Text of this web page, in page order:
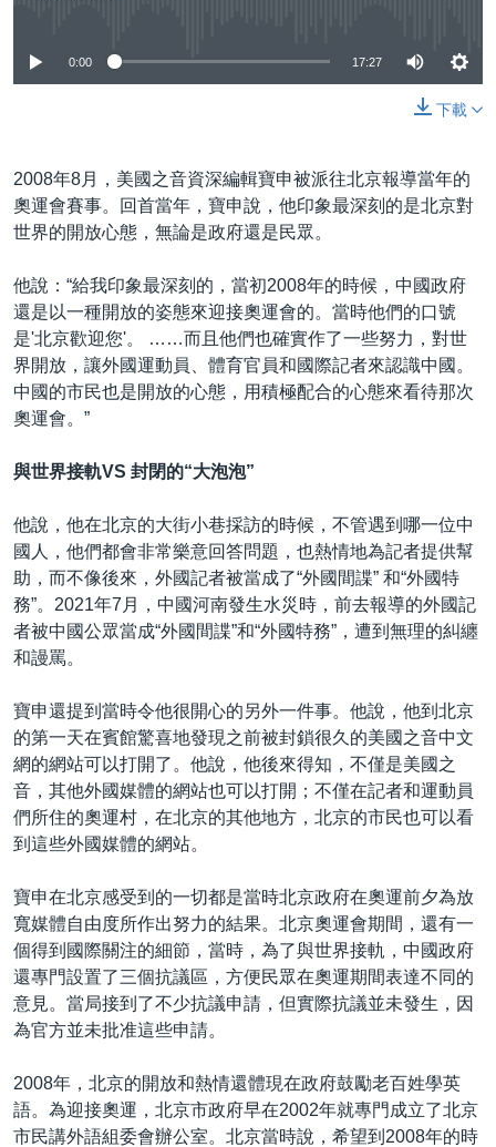
建國史話
其他語言網站
0:00 17:27
下載
2008年8月，美國之音資深編輯寶申被派往北京報導當年的
奧運會賽事。回首當年，寶申說，他印象最深刻的是北京對
世界的開放心態，無論是政府還是民眾。
他說：“給我印象最深刻的，當初2008年的時候，中國政府
還是以一種開放的姿態來迎接奧運會的。當時他們的口號
是'北京歡迎您'。 ……而且他們也確實作了一些努力，對世
界開放，讓外國運動員、體育官員和國際記者來認識中國。
中國的市民也是開放的心態，用積極配合的心態來看待那次
奧運會。”
與世界接軌VS 封閉的“大泡泡”
他說，他在北京的大街小巷採訪的時候，不管遇到哪一位中
國人，他們都會非常樂意回答問題，也熱情地為記者提供幫
助，而不像後來，外國記者被當成了“外國間諜” 和“外國特
務”。2021年7月，中國河南發生水災時，前去報導的外國記
者被中國公眾當成“外國間諜”和“外國特務”，遭到無理的糾纏
和謾罵。
寶申還提到當時令他很開心的另外一件事。他說，他到北京
的第一天在賓館驚喜地發現之前被封鎖很久的美國之音中文
網的網站可以打開了。他說，他後來得知，不僅是美國之
音，其他外國媒體的網站也可以打開；不僅在記者和運動員
們所住的奧運村，在北京的其他地方，北京的市民也可以看
到這些外國媒體的網站。
寶申在北京感受到的一切都是當時北京政府在奧運前夕為放
寬媒體自由度所作出努力的結果。北京奧運會期間，還有一
個得到國際關注的細節，當時，為了與世界接軌，中國政府
還專門設置了三個抗議區，方便民眾在奧運期間表達不同的
意見。當局接到了不少抗議申請，但實際抗議並未發生，因
為官方並未批准這些申請。
2008年，北京的開放和熱情還體現在政府鼓勵老百姓學英
語。為迎接奧運，北京市政府早在2002年就專門成立了北京
市民講外語組委會辦公室。北京當時說，希望到2008年的時